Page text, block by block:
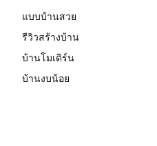
แบบบ้านสวย
รีวิวสร้างบ้าน
บ้านโมเดิร์น
บ้านงบน้อย